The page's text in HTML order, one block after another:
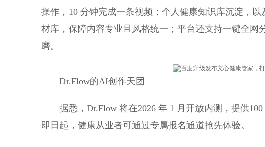
操作，10 分钟完成一条视频；个人健康知识库沉淀，
材库，保障内容专业且风格统一；平台还支持一键全
磨。
Dr.Flow的AI创作天团
据悉，Dr.Flow 将在2026 年 1 月开放内测，提供
即日起，健康从业者可通过专属报名通道抢先体验。